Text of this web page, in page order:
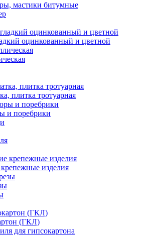
мастики битумные
оцинкованный и цветной
плитка тротуарная
и поребрики
изделия
(ГКЛ)